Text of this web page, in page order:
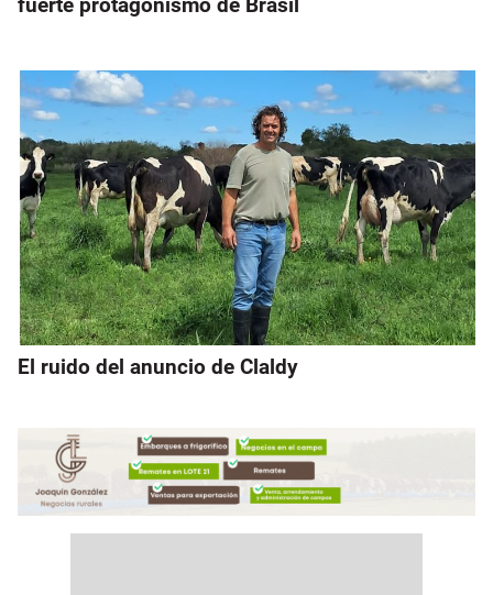
fuerte protagonismo de Brasil
El ruido del anuncio de Claldy